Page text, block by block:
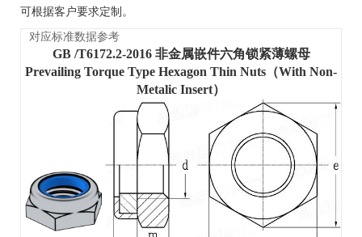
可根据客户要求定制。
对应标准数据参考
GB /T6172.2-2016 非金属嵌件六角锁紧薄螺母
Prevailing Torque Type Hexagon Thin Nuts（With Non-
Metalic Insert）